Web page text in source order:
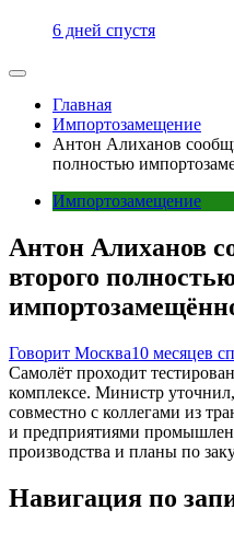
6 дней спустя
Главная
Импортозамещение
Антон Алиханов
полностью
Импортозамещение
Антон Алиханов
второго
Говорит Москва10 месяцев
Самолёт проходит
комплексе. Министр
совместно с коллегами из
и предприятиями
производства и планы по
Навигация по